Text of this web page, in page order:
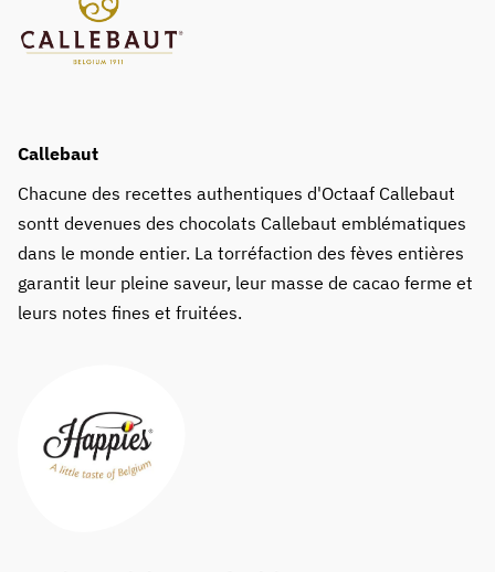
Callebaut
Chacune des recettes authentiques d'Octaaf Callebaut
sontt devenues des chocolats Callebaut emblématiques
dans le monde entier. La torréfaction des fèves entières
garantit leur pleine saveur, leur masse de cacao ferme et
leurs notes fines et fruitées.